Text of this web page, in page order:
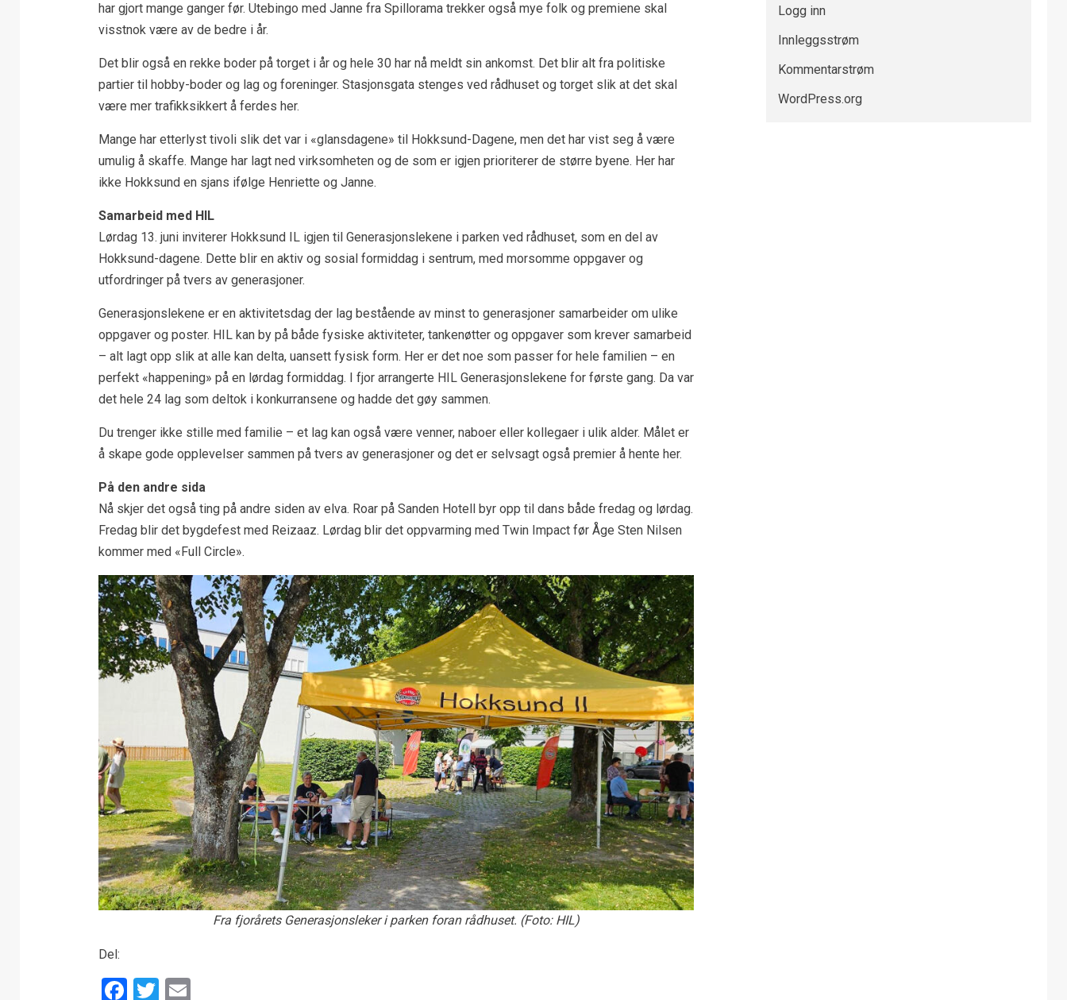
har gjort mange ganger før. Utebingo med Janne fra Spillorama trekker også mye folk og premiene skal
visstnok være av de bedre i år.
Det blir også en rekke boder på torget i år og hele 30 har nå meldt sin ankomst. Det blir alt fra politiske
partier til hobby-boder og lag og foreninger. Stasjonsgata stenges ved rådhuset og torget slik at det skal
være mer trafikksikkert å ferdes her.
Mange har etterlyst tivoli slik det var i «glansdagene» til Hokksund-Dagene, men det har vist seg å være
umulig å skaffe. Mange har lagt ned virksomheten og de som er igjen prioriterer de større byene. Her har
ikke Hokksund en sjans ifølge Henriette og Janne.
Samarbeid med HIL
Lørdag 13. juni inviterer Hokksund IL igjen til Generasjonslekene i parken ved rådhuset, som en del av
Hokksund-dagene. Dette blir en aktiv og sosial formiddag i sentrum, med morsomme oppgaver og
utfordringer på tvers av generasjoner.
Generasjonslekene er en aktivitetsdag der lag bestående av minst to generasjoner samarbeider om ulike
oppgaver og poster. HIL kan by på både fysiske aktiviteter, tankenøtter og oppgaver som krever samarbeid
– alt lagt opp slik at alle kan delta, uansett fysisk form. Her er det noe som passer for hele familien – en
perfekt «happening» på en lørdag formiddag. I fjor arrangerte HIL Generasjonslekene for første gang. Da var
det hele 24 lag som deltok i konkurransene og hadde det gøy sammen.
Du trenger ikke stille med familie – et lag kan også være venner, naboer eller kollegaer i ulik alder. Målet er
å skape gode opplevelser sammen på tvers av generasjoner og det er selvsagt også premier å hente her.
På den andre sida
Nå skjer det også ting på andre siden av elva. Roar på Sanden Hotell byr opp til dans både fredag og lørdag.
Fredag blir det bygdefest med Reizaaz. Lørdag blir det oppvarming med Twin Impact før Åge Sten Nilsen
kommer med «Full Circle».
Fra fjorårets Generasjonsleker i parken foran rådhuset. (Foto: HIL)
Del:
Facebook
Twitter
Email
Logg inn
Innleggsstrøm
Kommentarstrøm
WordPress.org